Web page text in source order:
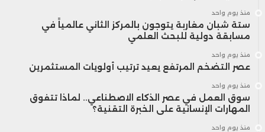
منذ يوم واحد
ستة شبان مغاربة يتوجون بالمركز الثاني عالمياً في
مسابقة دولية للبحث العلمي
منذ يوم واحد
عصر التضخم المرتفع يعيد ترتيب أولويات المستثمرين
منذ يوم واحد
سوق العمل في عصر الذكاء الاصطناعي.. لماذا تتفوق
المهارات الإنسانية على الخبرة التقنية؟
منذ يوم واحد